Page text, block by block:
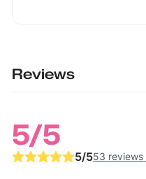
Reviews
5/5
5/553 reviews